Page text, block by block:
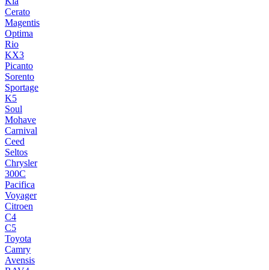
Cerato
Magentis
Optima
Rio
KX3
Picanto
Sorento
Sportage
K5
Soul
Mohave
Carnival
Ceed
Seltos
Chrysler
300C
Pacifica
Voyager
Citroen
C4
C5
Toyota
Camry
Avensis